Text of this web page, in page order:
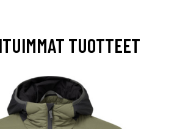
TUOTTEET